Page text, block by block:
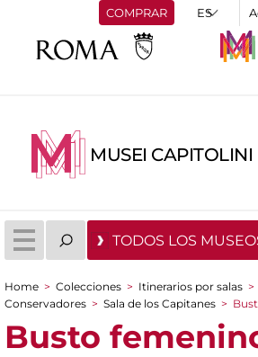
COMPRAR
MUSEI CAPITOLINI
TODOS LOS
You are here
Home > Colecciones > Itinerarios por salas >
Conservadores > Sala de los Capitanes >
Busto